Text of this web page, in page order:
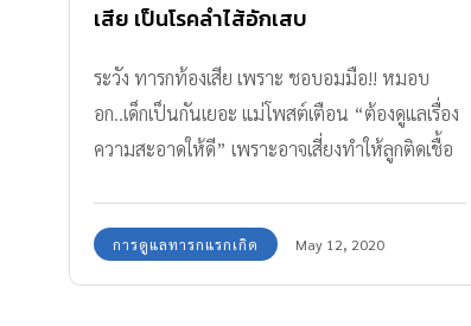
เสีย เป็นโรคลําไส้อักเสบ
ระวัง ทารกท้องเสีย เพราะ ชอบอมมือ!! หมอบ
อก..เด็กเป็นกันเยอะ แม่โพสต์เตือน “ต้องดูแลเรื่อง
ความสะอาดให้ดี” เพราะอาจเสี่ยงทำให้ลูกติดเชื้อ
การดูแลทารกแรกเกิด May 12, 2020